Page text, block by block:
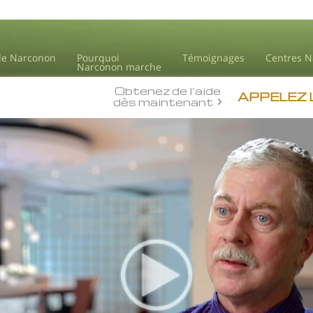
Narconon Pourquoi
Narconon marche
Témoignages Centres
APPELEZ
Obtenez de l’aide
dès maintenant